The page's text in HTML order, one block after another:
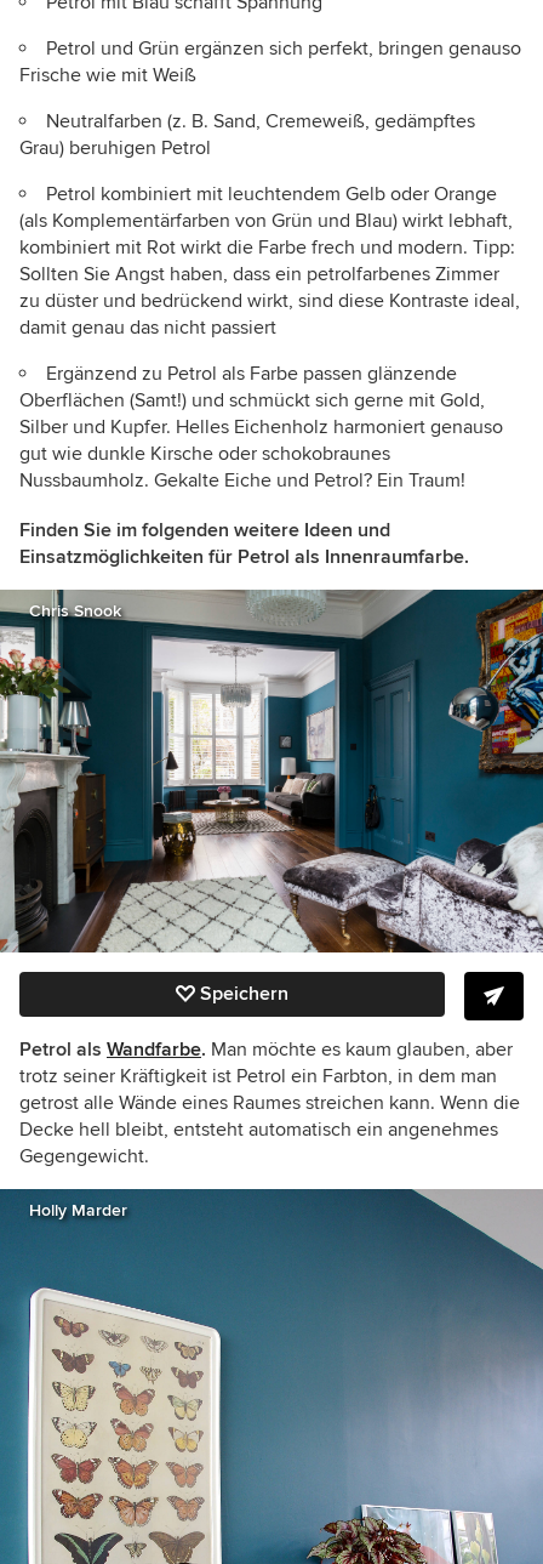
Petrol und Grün ergänzen sich perfekt, bringen genauso
Frische wie mit Weiß
Neutralfarben (z. B. Sand, Cremeweiß, gedämpftes
Grau) beruhigen Petrol
Petrol kombiniert mit leuchtendem Gelb oder Orange
(als Komplementärfarben von Grün und Blau) wirkt lebhaft,
kombiniert mit Rot wirkt die Farbe frech und modern. Tipp:
Sollten Sie Angst haben, dass ein petrolfarbenes Zimmer
zu düster und bedrückend wirkt, sind diese Kontraste ideal,
damit genau das nicht passiert
Ergänzend zu Petrol als Farbe passen glänzende
Oberflächen (Samt!) und schmückt sich gerne mit Gold,
Silber und Kupfer. Helles Eichenholz harmoniert genauso
gut wie dunkle Kirsche oder schokobraunes
Nussbaumholz. Gekalte Eiche und Petrol? Ein Traum!
Finden Sie im folgenden weitere Ideen und
Einsatzmöglichkeiten für Petrol als Innenraumfarbe.
Chris Snook
Speichern
Petrol als Wandfarbe. Man möchte es kaum glauben, aber
trotz seiner Kräftigkeit ist Petrol ein Farbton, in dem man
getrost alle Wände eines Raumes streichen kann. Wenn die
Decke hell bleibt, entsteht automatisch ein angenehmes
Gegengewicht.
Holly Marder